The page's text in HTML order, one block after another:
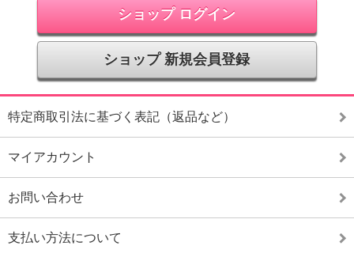
ショップ ログイン
ショップ 新規会員登録
特定商取引法に基づく表記（返品など）
マイアカウント
お問い合わせ
支払い方法について